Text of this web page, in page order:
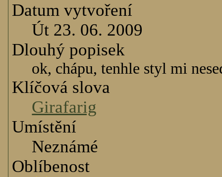
Datum vytvoření
Út 23. 06. 2009
Dlouhý popisek
ok, chápu, tenhle styl mi
Klíčová slova
Girafarig
Umístění
Neznámé
Oblíbenost